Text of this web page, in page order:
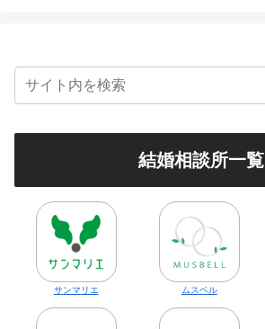
結婚相談所一覧
サンマリエ ムスベル